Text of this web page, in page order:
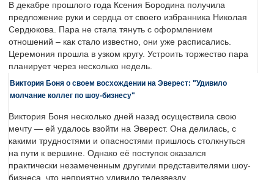
В декабре прошлого года Ксения Бородина получила
предложение руки и сердца от своего избранника Николая
Сердюкова. Пара не стала тянуть с оформлением
отношений – как стало известно, они уже расписались.
Церемония прошла в узком кругу. Устроить торжество пара
планирует через несколько недель.
Виктория Боня о своем восхождении на Эверест: "Удивило
молчание коллег по шоу-бизнесу"
Виктория Боня несколько дней назад осуществила свою
мечту — ей удалось взойти на Эверест. Она делилась, с
какими трудностями и опасностями пришлось столкнуться
на пути к вершине. Однако её поступок оказался
практически незамеченным другими представителями шоу-
бизнеса, что неприятно удивило телезвезду.